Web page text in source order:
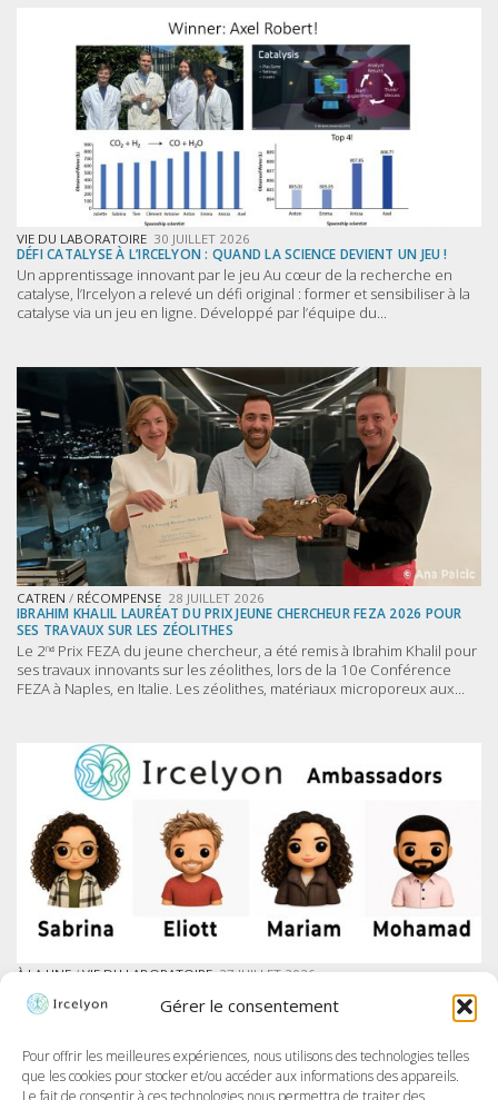
Gérer le consentement
Pour offrir les meilleures expériences, nous utilisons des technologies telles
que les cookies pour stocker et/ou accéder aux informations des appareils.
Le fait de consentir à ces technologies nous permettra de traiter des
VIE DU LABORATOIRE 30 JUILLET 2026
DÉFI CATALYSE À L’IRCELYON : QUAND LA SCIENCE DEVIENT UN JEU !
Un apprentissage innovant par le jeu Au cœur de la recherche en
catalyse, l’Ircelyon a relevé un défi original : former et sensibiliser à la
catalyse via un jeu en ligne. Développé par l’équipe du...
CATREN / RÉCOMPENSE 28 JUILLET 2026
IBRAHIM KHALIL LAURÉAT DU PRIX JEUNE CHERCHEUR FEZA 2026 POUR
SES TRAVAUX SUR LES ZÉOLITHES
Le 2ⁿᵈ Prix FEZA du jeune chercheur, a été remis à Ibrahim Khalil pour
ses travaux innovants sur les zéolithes, lors de la 10e Conférence
FEZA à Naples, en Italie. Les zéolithes, matériaux microporeux aux...
À LA UNE /VIE DU LABORATOIRE 27 JUILLET 2026
IRCELYON LANCE SON PROGRAMME DES AMBASSADEURS SUR LINKEDIN
À Ircelyon, nous formons les chercheur·e·s de demain, et aujourd’hui,
nous allons encore plus loin en donnant la parole à nos doctorant·e·s
à travers un tout nouveau programme : les Ambassadeurs et
Ambassadrices d’Ircelyon !...